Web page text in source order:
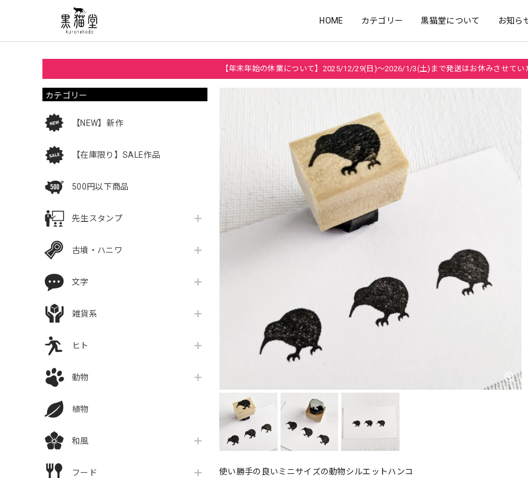
HOME カテゴリー 黒猫堂について お知ら
【年末年始の休業について】2025/12/29(日)～2026/1/3(土)まで発送はお休みさせてい
カテゴリー
【NEW】新作
【在庫限り】SALE作品
500円以下商品
先生スタンプ
古墳・ハニワ
文字
雑貨系
ヒト
動物
植物
和風
フード 使い勝手の良いミニサイズの動物シルエットハンコ